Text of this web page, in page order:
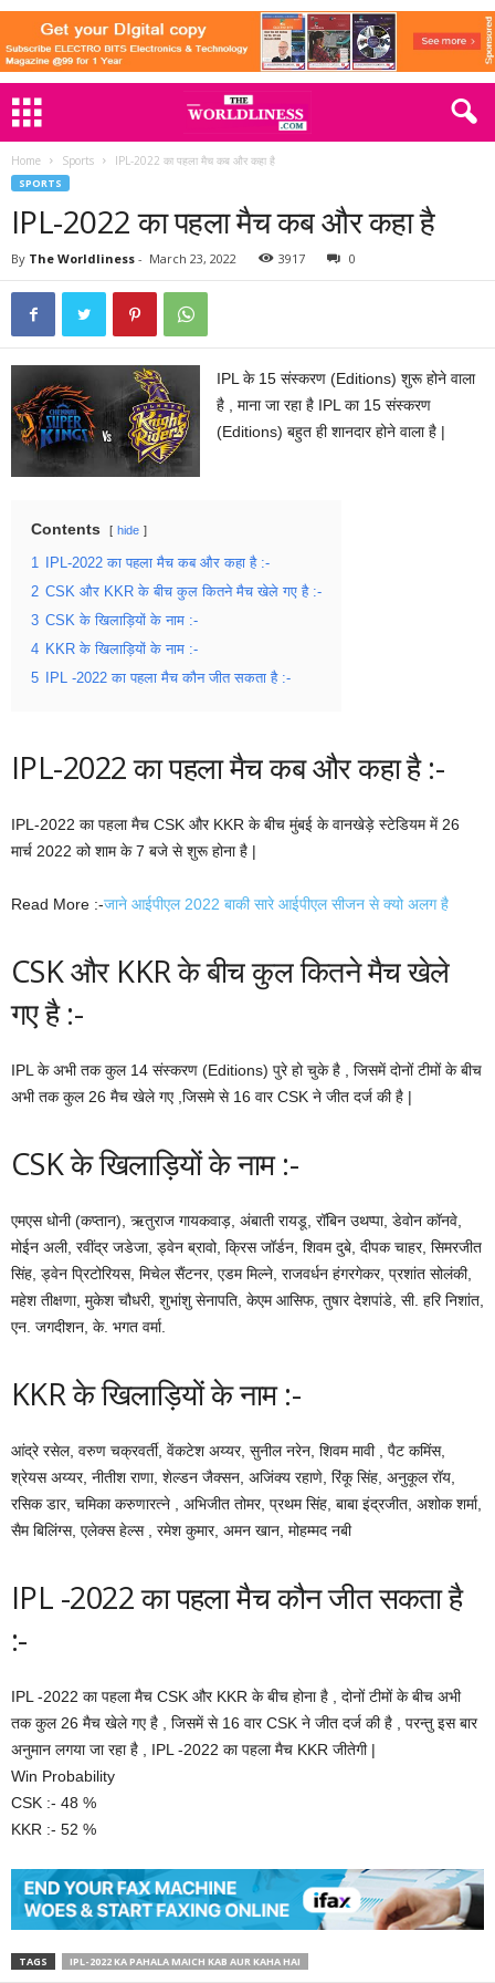
Home Sports IPL-2022 का पहला मैच कब और कहा है
SPORTS
IPL-2022 का पहला मैच कब और कहा है
By The Worldliness - March 23, 2022 3917 0
IPL के 15 संस्करण (Editions) शुरू होने वाला
है , माना जा रहा है IPL का 15 संस्करण
(Editions) बहुत ही शानदार होने वाला है |
Contents hide
1
IPL-2022 का पहला मैच कब और कहा है :-
2 CSK और KKR के बीच कुल कितने मैच खेले गए है :-
3 CSK के खिलाड़ियों के नाम :-
4 KKR के खिलाड़ियों के नाम :-
5
IPL -2022 का पहला मैच कौन जीत सकता है :-
IPL-2022 का पहला मैच कब और कहा है :-
IPL-2022 का पहला मैच CSK और KKR के बीच मुंबई के वानखेड़े स्टेडियम में 26
मार्च 2022 को शाम के 7 बजे से शुरू होना है |
Read More :-जाने आईपीएल 2022 बाकी सारे आईपीएल सीजन से क्यो अलग है
CSK और KKR के बीच कुल कितने मैच खेले
गए है :-
IPL के अभी तक कुल 14 संस्करण (Editions) पुरे हो चुके है , जिसमें दोनों टीमों के बीच
अभी तक कुल 26 मैच खेले गए ,जिसमे से 16 वार CSK ने जीत दर्ज की है |
CSK के खिलाड़ियों के नाम :-
एमएस धोनी (कप्तान), ऋतुराज गायकवाड़, अंबाती रायडू, रॉबिन उथप्पा, डेवोन कॉनवे,
मोईन अली, रवींद्र जडेजा, ड्वेन ब्रावो, क्रिस जॉर्डन, शिवम दुबे, दीपक चाहर, सिमरजीत
सिंह, ड्वेन प्रिटोरियस, मिचेल सैंटनर, एडम मिल्ने, राजवर्धन हंगरगेकर, प्रशांत सोलंकी,
महेश तीक्षणा, मुकेश चौधरी, शुभांशु सेनापति, केएम आसिफ, तुषार देशपांडे, सी. हरि निशांत,
एन. जगदीशन, के. भगत वर्मा.
KKR के खिलाड़ियों के नाम :-
आंद्रे रसेल, वरुण चक्रवर्ती, वेंकटेश अय्यर, सुनील नरेन, शिवम मावी , पैट कमिंस,
श्रेयस अय्यर, नीतीश राणा, शेल्डन जैक्सन, अजिंक्य रहाणे, रिंकू सिंह, अनुकूल रॉय,
रसिक डार, चमिका करुणारत्ने , अभिजीत तोमर, प्रथम सिंह, बाबा इंद्रजीत, अशोक शर्मा,
सैम बिलिंग्स, एलेक्स हेल्स , रमेश कुमार, अमन खान, मोहम्मद नबी
IPL -2022 का पहला मैच कौन जीत सकता है
:-
IPL -2022 का पहला मैच CSK और KKR के बीच होना है , दोनों टीमों के बीच अभी
तक कुल 26 मैच खेले गए है , जिसमें से 16 वार CSK ने जीत दर्ज की है , परन्तु इस बार
अनुमान लगया जा रहा है , IPL -2022 का पहला मैच KKR जीतेगी |
Win Probability
CSK :- 48 %
KKR :- 52 %
TAGS IPL-2022 KA PAHALA MAICH KAB AUR KAHA HAI